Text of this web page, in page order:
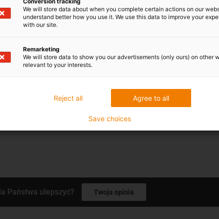
from very different areas of use:
Państwa ulepszyć? Twoja opinia
We will store data about when you complete certain actions on our
understand better how you use it. We use this data to improve your
with our site.
Remarketing
We will store data to show you our advertisements (only ours) on other
relevant to your interests.
Agree to all
Reject all
Save choices